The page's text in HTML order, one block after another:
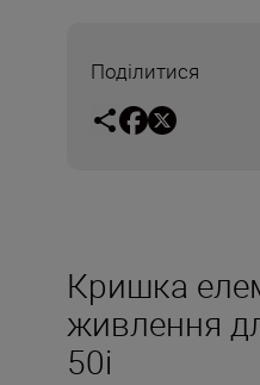
Поділитися
Кришка
живлення
50i